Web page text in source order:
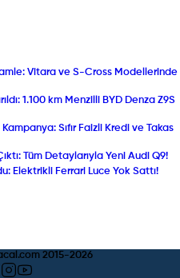
Vitara ve S-Cross Modellerinde
1.100 km Menzilli BYD Denza Z9S
Sıfır Faizli Kredi ve Takas
Tüm Detaylarıyla Yeni Audi Q9!
Elektrikli Ferrari Luce Yok Sattı!
2015-2026